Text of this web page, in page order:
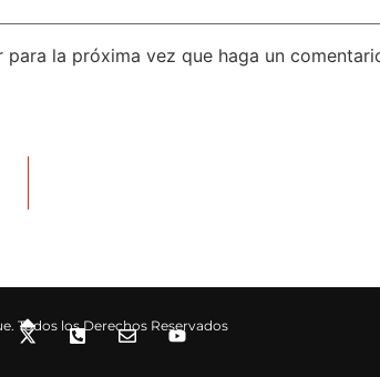
la próxima vez que haga un
Todos los Derechos Reservados